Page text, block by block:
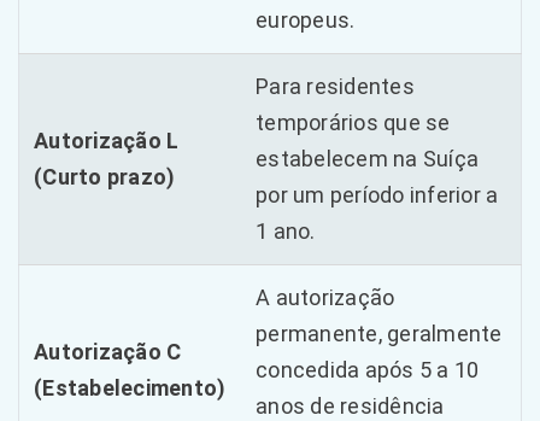
europeus.
Autorização L
(Curto prazo)
Para residentes
temporários que se
estabelecem na Suíça
por um período inferior a
1 ano.
Autorização C
(Estabelecimento)
A autorização
permanente, geralmente
concedida após 5 a 10
anos de residência